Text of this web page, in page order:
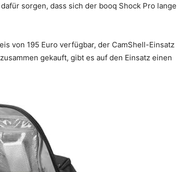
sorgen, dass sich der booq Shock Pro lange
von 195 Euro verfügbar, der CamShell-Einsatz
gekauft, gibt es auf den Einsatz einen